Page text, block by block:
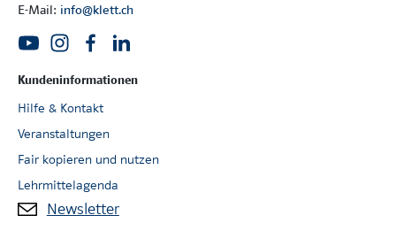
E-Mail: info@klett.ch
Kundeninformationen
Hilfe & Kontakt
Veranstaltungen
Fair kopieren und nutzen
Lehrmittelagenda
Newsletter